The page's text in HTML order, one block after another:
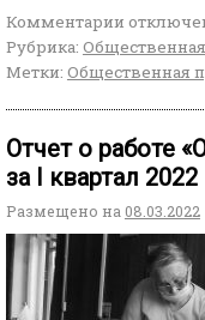
Комментарии
Рубрика:
Метки: Общественная
Отчет о работе
за I квартал 2022
Размещено на 08.03.2022